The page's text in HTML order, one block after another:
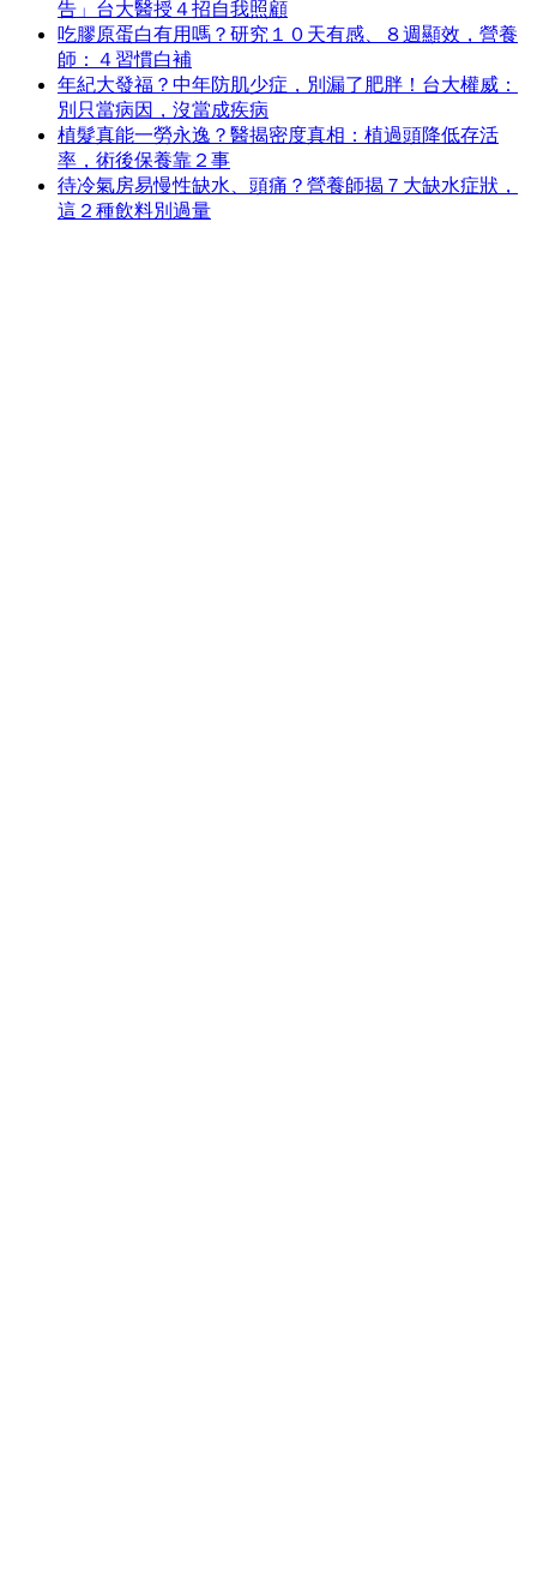
告」台大醫授４招自我照顧
吃膠原蛋白有用嗎？研究１０天有感、８週顯效，營養
師：４習慣白補
年紀大發福？中年防肌少症，別漏了肥胖！台大權威：
別只當病因，沒當成疾病
植髮真能一勞永逸？醫揭密度真相：植過頭降低存活
率，術後保養靠２事
待冷氣房易慢性缺水、頭痛？營養師揭７大缺水症狀，
這２種飲料別過量